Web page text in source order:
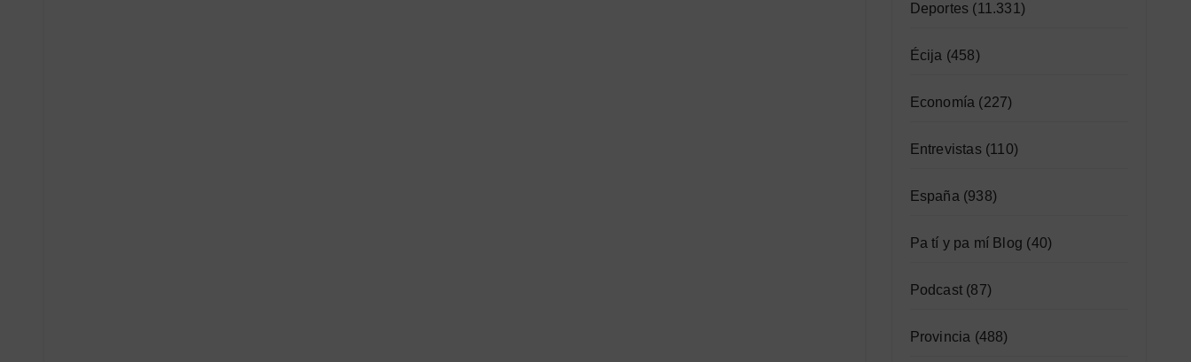
Deportes (11.331)
Écija (458)
Economía (227)
Entrevistas(110)
España (938)
Pa tí y pa mí Blog (40)
Podcast(87)
Provincia (488)